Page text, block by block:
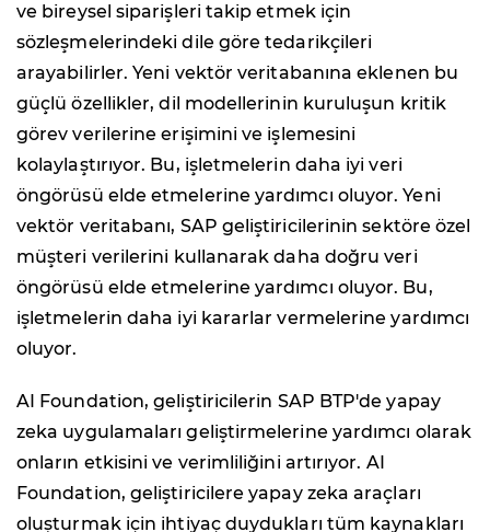
ve bireysel siparişleri takip etmek için
sözleşmelerindeki dile göre tedarikçileri
arayabilirler. Yeni vektör veritabanına eklenen bu
güçlü özellikler, dil modellerinin kuruluşun kritik
görev verilerine erişimini ve işlemesini
kolaylaştırıyor. Bu, işletmelerin daha iyi veri
öngörüsü elde etmelerine yardımcı oluyor. Yeni
vektör veritabanı, SAP geliştiricilerinin sektöre özel
müşteri verilerini kullanarak daha doğru veri
öngörüsü elde etmelerine yardımcı oluyor. Bu,
işletmelerin daha iyi kararlar vermelerine yardımcı
oluyor.
AI Foundation, geliştiricilerin SAP BTP'de yapay
zeka uygulamaları geliştirmelerine yardımcı olarak
onların etkisini ve verimliliğini artırıyor. AI
Foundation, geliştiricilere yapay zeka araçları
oluşturmak için ihtiyaç duydukları tüm kaynakları